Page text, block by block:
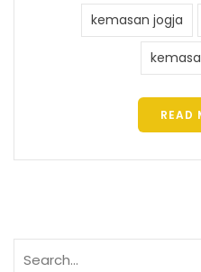
kemasan jogja
READ